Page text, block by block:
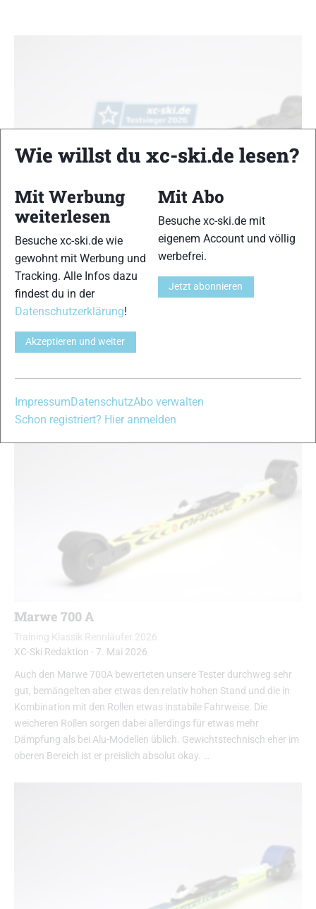
Fischer Speedmax Classic
Training Klassik Rennläufer 2026
XC-Ski Redaktion
Den Fischer Speedmax Classic bewerteten unsere Tester
Verhalten und sein Einschubverhalten. Zudem ist er das mit
Marwe 700 A
Training Klassik Rennläufer 2026
XC-Ski Redaktion - 7. Mai 2026
Auch den Marwe 700A bewerteten unsere Tester durchweg sehr
gut, bemängelten aber etwas den relativ hohen Stand und die in
Kombination mit den Rollen etwas instabile Fahrweise. Die
weicheren Rollen sorgen dabei allerdings für etwas mehr
Dämpfung als bei Alu-Modellen üblich. Gewichtstechnisch eher im
oberen Bereich ist er preislich absolut okay. …
Wie willst du xc-ski.de lesen?
Mit Werbung
weiterlesen
Besuche xc-ski.de wie
gewohnt mit Werbung und
Tracking. Alle Infos dazu
findest du in der
Datenschutzerklärung!
Akzeptieren und weiter
Mit Abo
Besuche xc-ski.de mit
eigenem Account und völlig
werbefrei.
Jetzt abonnieren
Impressum DatenschutzAbo verwalten
Schon registriert? Hier anmelden